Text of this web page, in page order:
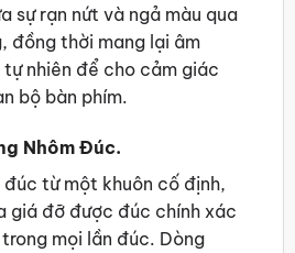
sự rạn nứt và ngả màu qua
đồng thời mang lại âm
nhiên để cho cảm giác
bộ bàn phím.
Nhôm Đúc.
từ một khuôn cố định,
giá đỡ được đúc chính xác
mọi lần đúc. Dòng